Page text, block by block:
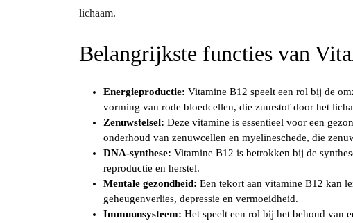
lichaam.
Belangrijkste functies van
Energieproductie: Vitamine B12 speelt een rol bij de
vorming van rode bloedcellen, die zuurstof door het
Zenuwstelsel: Deze vitamine is essentieel voor een
onderhoud van zenuwcellen en myelineschede, die
DNA-synthese: Vitamine B12 is betrokken bij de
reproductie en herstel.
Mentale gezondheid: Een tekort aan vitamine B12 kan
geheugenverlies, depressie en vermoeidheid.
Immuunsysteem: Het speelt een rol bij het behoud van